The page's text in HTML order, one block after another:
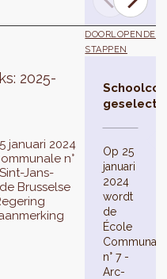
2025-
januari 2024
n°
Jans-
Brusselse
DOORLOPENDE
STAPPEN
Op 25
januari
2024
wordt
de
École
Communale
n° 7 -
Arc-